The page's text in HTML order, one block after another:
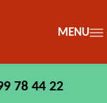
MENU
78 44 22